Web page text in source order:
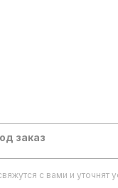
заказ
с вами и уточнят